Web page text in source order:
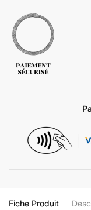
Fiche Produit